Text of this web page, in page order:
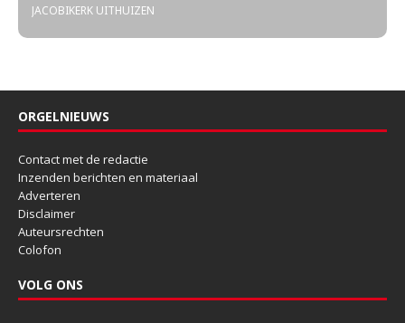
JACOBIKERK UITHUIZEN
ORGELNIEUWS
Contact met de redactie
Inzenden berichten en materiaal
Adverteren
Disclaimer
Auteursrechten
Colofon
VOLG ONS